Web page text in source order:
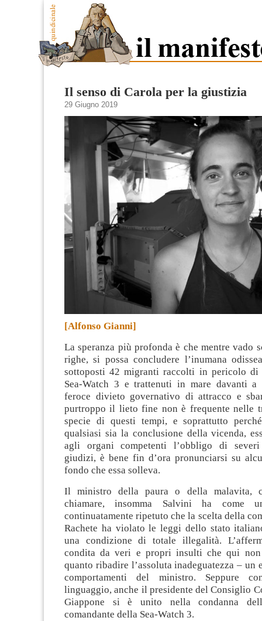
Il senso di Carola per la giustizia
29 Giugno 2019
[Alfonso Gianni]
La speranza più profonda è che mentre vado
righe, si possa concludere l’inumana
sottoposti 42 migranti raccolti in pericolo di
Sea-Watch 3 e trattenuti in mare davanti a
feroce divieto governativo di attracco e
purtroppo il lieto fine non è frequente nelle
specie di questi tempi, e soprattutto
qualsiasi sia la conclusione della vicenda,
agli organi competenti l’obbligo di
giudizi, è bene fin d’ora pronunciarsi su
fondo che essa solleva.
Il ministro della paura o della malavita,
chiamare, insomma Salvini ha come
continuatamente ripetuto che la scelta della
Rachete ha violato le leggi dello stato
una condizione di totale illegalità.
condita da veri e propri insulti che qui non
quanto ribadire l’assoluta inadeguatezza – un
comportamenti del ministro. Seppure
linguaggio, anche il presidente del Consiglio
Giappone si è unito nella condanna
comandante della Sea-Watch 3.